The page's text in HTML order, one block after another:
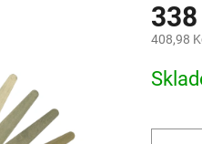
408,98
cena: